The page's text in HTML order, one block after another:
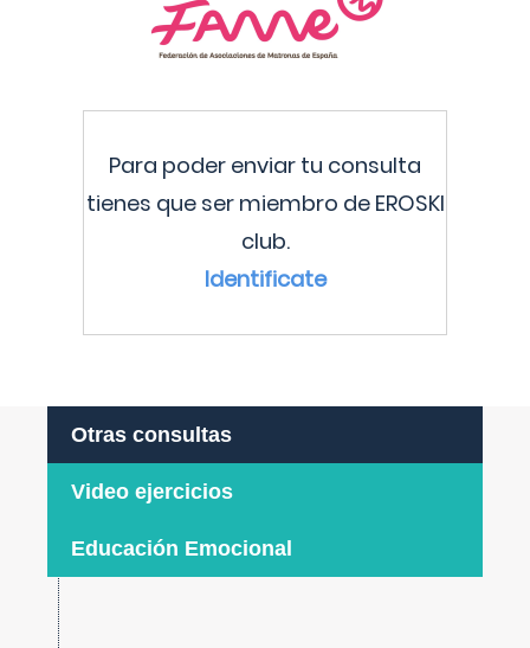
Para poder enviar tu consulta
tienes que ser miembro de EROSKI
club.
Identificate
Otras consultas
Video ejercicios
Educación Emocional